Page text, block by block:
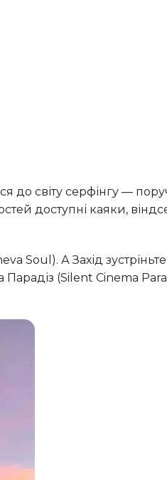
доступні каяки,
Парадіз (Silent Cinema